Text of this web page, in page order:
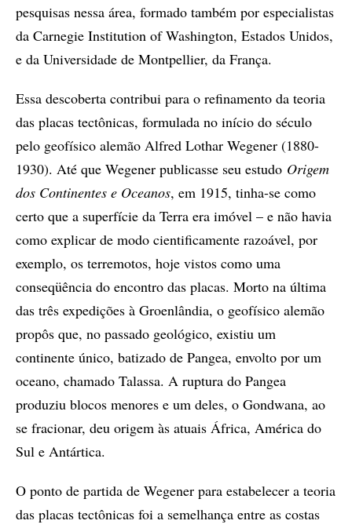
pesquisas nessa área, formado também por especialistas
da Carnegie Institution of Washington, Estados Unidos,
e da Universidade de Montpellier, da França.
Essa descoberta contribui para o refinamento da teoria
das placas tectônicas, formulada no início do século
pelo geofísico alemão Alfred Lothar Wegener (1880-
1930). Até que Wegener publicasse seu estudo Origem
dos Continentes e Oceanos, em 1915, tinha-se como
certo que a superfície da Terra era imóvel – e não havia
como explicar de modo cientificamente razoável, por
exemplo, os terremotos, hoje vistos como uma
conseqüência do encontro das placas. Morto na última
das três expedições à Groenlândia, o geofísico alemão
propôs que, no passado geológico, existiu um
continente único, batizado de Pangea, envolto por um
oceano, chamado Talassa. A ruptura do Pangea
produziu blocos menores e um deles, o Gondwana, ao
se fracionar, deu origem às atuais África, América do
Sul e Antártica.
O ponto de partida de Wegener para estabelecer a teoria
das placas tectônicas foi a semelhança entre as costas